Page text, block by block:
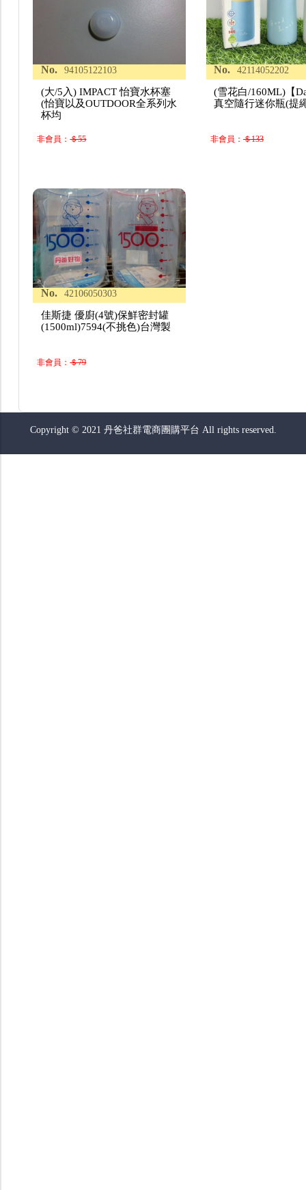
No. 94105122103
(大/5入) IMPACT 怡寶水杯塞
(怡寶以及OUTDOOR全系列水
杯均
非會員：＄55
No. 42114052202
(雪花白/160ML)【
真空隨行迷你瓶(提
非會員： ＄133
No. 42106050303
佳斯捷 優廚(4號)保鮮密封罐
(1500ml)7594(不挑色)台灣製
非會員：＄79
Copyright © 2021 丹爸社群電商團購平台 All rights reserved.